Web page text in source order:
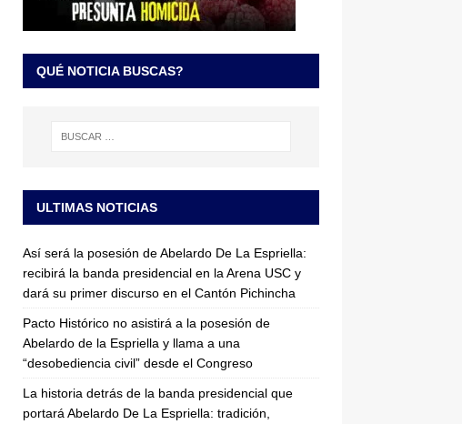
QUÉ NOTICIA BUSCAS?
ULTIMAS NOTICIAS
Así será la posesión de Abelardo De La Espriella:
recibirá la banda presidencial en la Arena USC y
dará su primer discurso en el Cantón Pichincha
Pacto Histórico no asistirá a la posesión de
Abelardo de la Espriella y llama a una
“desobediencia civil” desde el Congreso
La historia detrás de la banda presidencial que
portará Abelardo De La Espriella: tradición,